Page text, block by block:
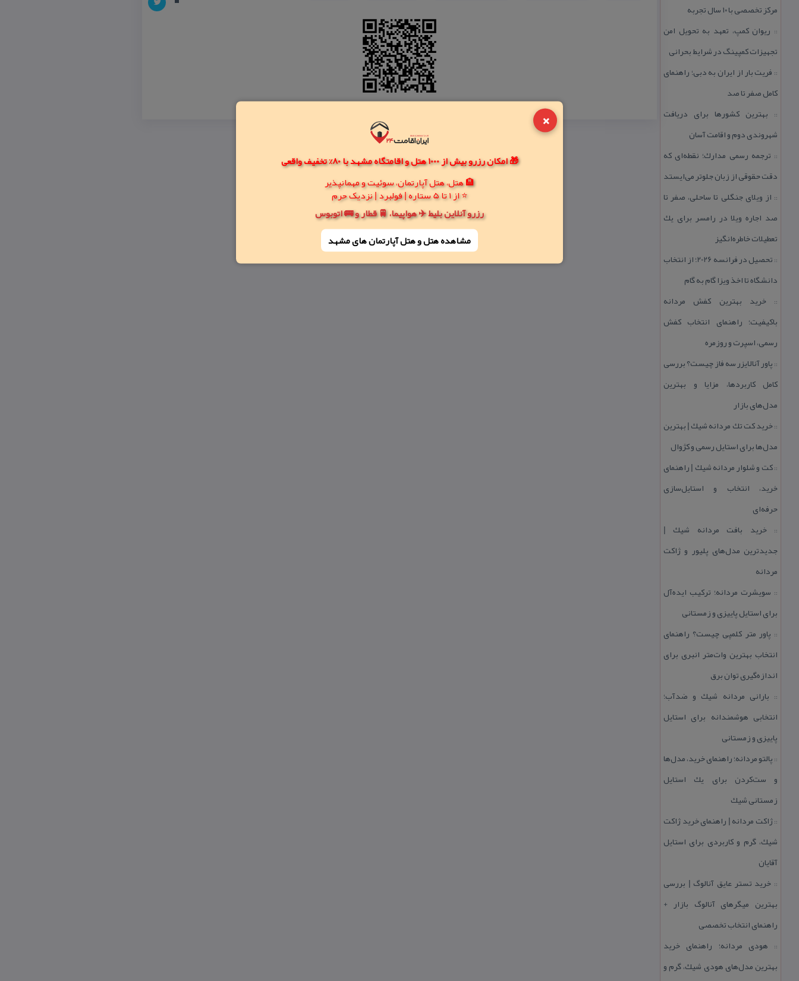
×
🎁 امکان رزرو بیش از 1000 هتل و اقامتگاه مشهد با 80% تخفیف واقعی
🏨 هتل، هتل آپارتمان، سوئیت و مهمانپذیر
⭐ از 1 تا 5 ستاره | فولبرد | نزدیک حرم
رزرو آنلاین بلیط ✈️ هواپیما، 🚆 قطار و 🚌 اتوبوس
مشاهده هتل و هتل‌ آپارتمان های مشهد
مركز تخصصی با ۱۰ سال تجربه
:: ریوان كمپ، تعهد به تحویل امن
تجهیزات كمپینگ در شرایط بحرانی
:: فریت بار از ایران به دبی؛ راهنمای
كامل صفر تا صد
:: بهترین كشورها برای دریافت
شهروندی دوم و اقامت آسان
:: ترجمه رسمی مدارك؛ نقطه‌ای كه
دقت حقوقی از زبان جلوتر می‌ایستد
:: از ویلای جنگلی تا ساحلی، صفر تا
صد اجاره ویلا در رامسر برای یك
تعطیلات خاطره‌انگیز
::
تحصیل در فرانسه 2026؛ از انتخاب
دانشگاه تا اخذ ویزا گام به گام
::خرید بهترین كفش مردانه
باكیفیت؛ راهنمای انتخاب كفش
رسمی، اسپرت و روزمره
:: پاور آنالایزر سه فاز چیست؟ بررسی
كامل كاربردها، مزایا و بهترین
مدل‌های بازار
::خرید كت تك مردانه شیك | بهترین
مدل‌ها برای استایل رسمی و كژوال
::كت و شلوار مردانه شیك | راهنمای
خرید، انتخاب و استایل‌سازی
حرفه‌ای
::خرید بافت مردانه شیك |
جدیدترین مدل‌های پلیور و ژاكت
مردانه
:: سویشرت مردانه؛ تركیب ایده‌آل
برای استایل پاییزی و زمستانی
:: پاور متر كلمپی چیست؟ راهنمای
انتخاب بهترین وات‌متر انبری برای
اندازه‌گیری توان برق
:: بارانی مردانه شیك و ضدآب؛
انتخابی هوشمندانه برای استایل
پاییزی و زمستانی
:: پالتو مردانه؛ راهنمای خرید، مدل‌ها
و ست‌كردن برای یك استایل
زمستانی شیك
::ژاكت مردانه | راهنمای خرید ژاكت
شیك، گرم و كاربردی برای استایل
آقایان
:: خرید تستر عایق آنالوگ | بررسی
بهترین میگرهای آنالوگ بازار +
راهنمای انتخاب تخصصی
:: هودی مردانه؛ راهنمای خرید
بهترین مدل‌های هودی شیك، گرم و